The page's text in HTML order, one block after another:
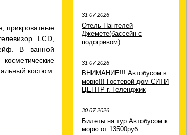
прикроватные
LCD,
В ванной
костюм.
31 07 2026
Отель Пантелей
Джемете(бассейн с
подогревом)
31 07 2026
ВНИМАНИЕ!!! Автобусом к
морю!!! Гостевой дом СИТИ
ЦЕНТР г. Геленджик
30 07 2026
Билеты на тур Автобусом к
морю от 13500руб